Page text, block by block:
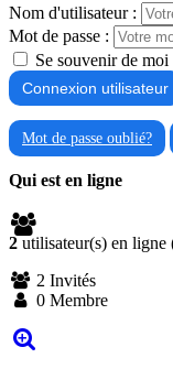
Nom d'utilisateur :
Mot de passe :
Se souvenir de moi
Mot de passe oublié?
Qui est en ligne
2 utilisateur(s) en ligne
2 Invités
0 Membre